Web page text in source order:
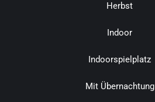
Herbst
Indoor
Indoorspielplatz
Mit Übernachtung